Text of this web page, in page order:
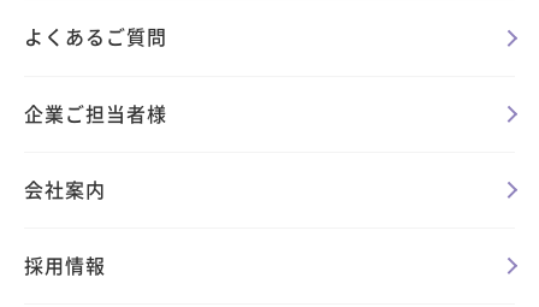
よくあるご質問
企業ご担当者様
会社案内
採用情報